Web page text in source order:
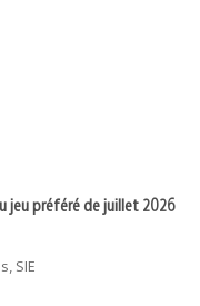
jeu préféré de juillet 2026
SIE